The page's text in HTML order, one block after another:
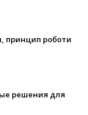
принцип роботи
решения для